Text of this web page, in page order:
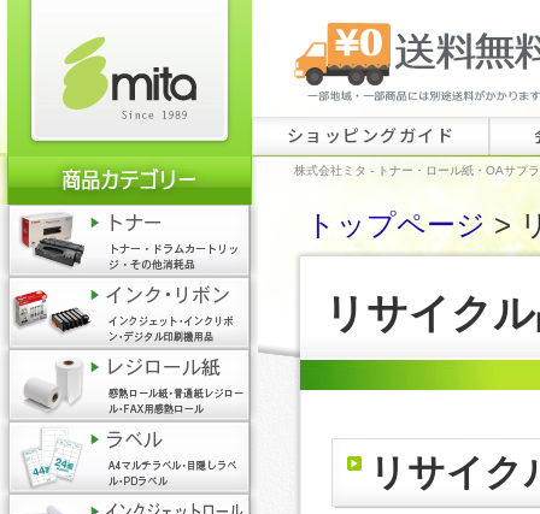
ショッピングガイド
株式会社ミタ - トナー・ロール紙・OAサプ
トップページ>
リサイク
リサイク